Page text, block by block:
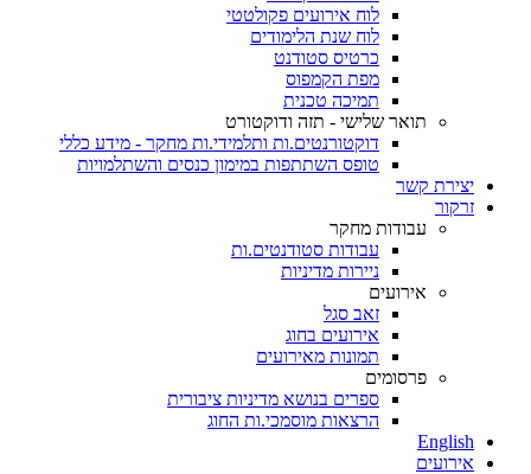
לוח אירועים פקולטטי
לוח שנת הלימודים
כרטיס סטודנט
מפת הקמפוס
תמיכה טכנית
תואר שלישי - תזה ודוקטורט
דוקטורנטים.ות ותלמידי.ות מחקר - מידע כללי
טופס השתתפות במימון כנסים והשתלמויות
יצירת קשר
זרקור
עבודות מחקר
עבודות סטודנטים.ות
ניירות מדיניות
אירועים
זאב סגל
אירועים בחוג
תמונות מאירועים
פרסומים
ספרים בנושא מדיניות ציבורית
הרצאות מוסמכי.ות החוג
English
אירועים